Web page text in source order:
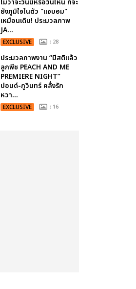
ไม่ว่าจะวันนี้หรือวันไหน ก็จะ
ยังภูมิใจในตัว "แจบอม"
เหมือนเดิม! ประมวลภาพ
JA...
EXCLUSIVE : 28
ประมวลภาพงาน “มีสติแล้ว
ลูกพีช PEACH AND ME
PREMIERE NIGHT”
ปอนด์-ภูวินทร์ คลั่งรัก
หวา...
EXCLUSIVE : 16